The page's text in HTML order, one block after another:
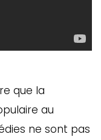
que la
au
ne sont pas